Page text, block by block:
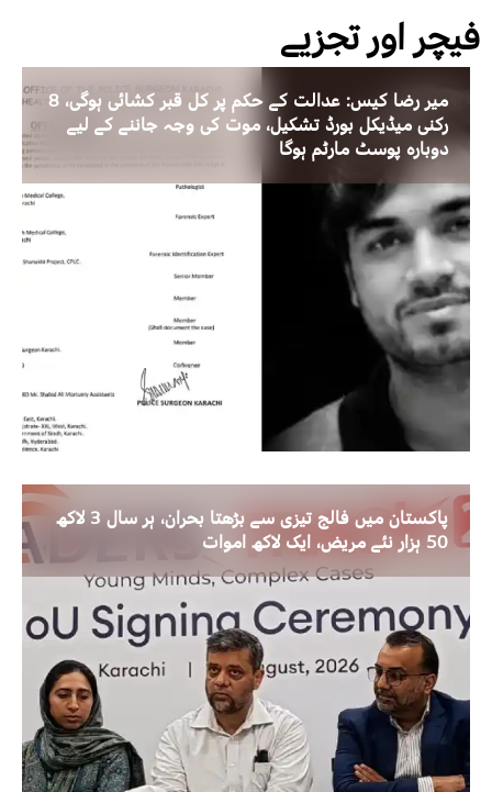
فیچر اور تجزیے
میر رضا کیس: عدالت کے حکم پر کل قبر کشائی ہوگی، 8
رکنی میڈیکل بورڈ تشکیل، موت کی وجہ جاننے کے لیے
دوبارہ پوسٹ مارٹم ہوگا
پاکستان میں فالج تیزی سے بڑھتا بحران، ہر سال 3 لاکھ
50 ہزار نئے مریض، ایک لاکھ اموات